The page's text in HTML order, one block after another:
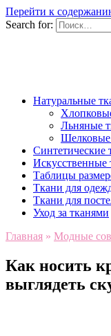
Перейти к
Search for:
Натуральные
Льняные
Шелковые
Синтетические
Искусственные
Таблицы
Ткани для
Ткани для
Уход за тканями
Главная » Модные
Как носить
выглядеть